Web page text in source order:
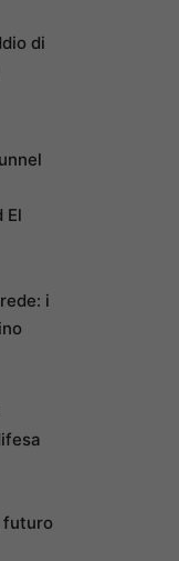
di
El
i
futuro